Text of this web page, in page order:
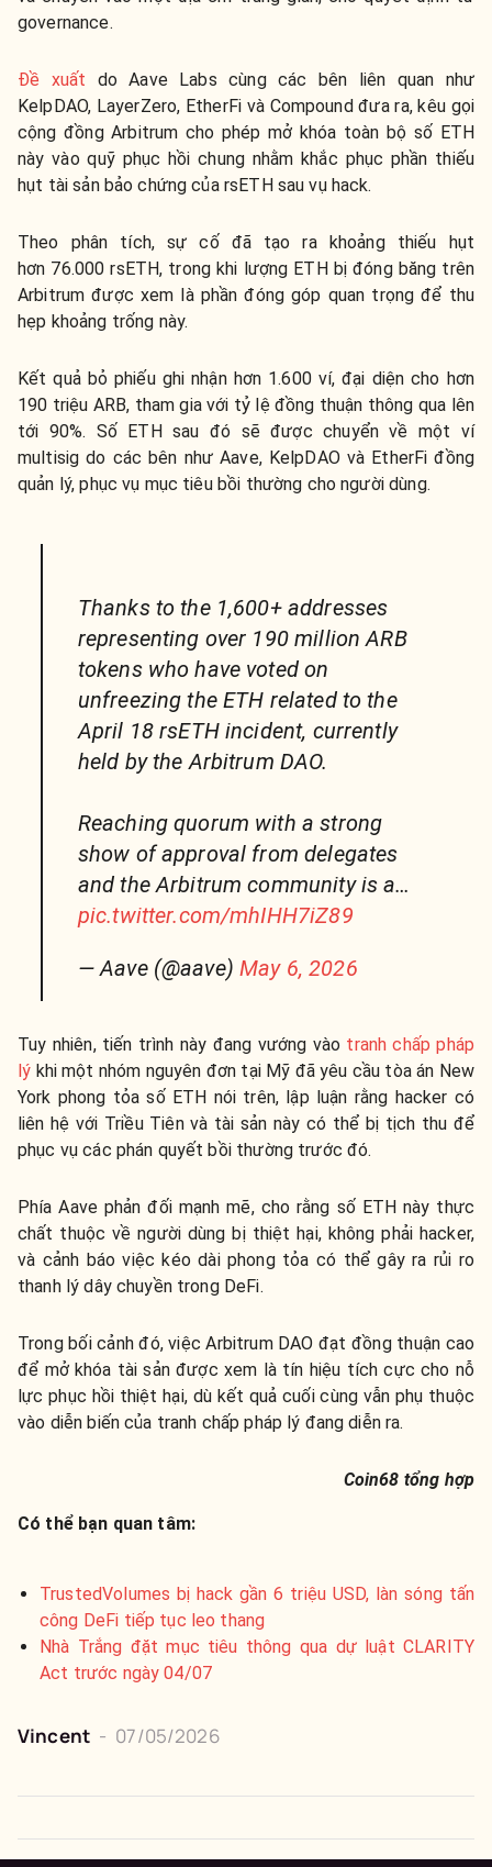
governance.
Đề xuất do Aave Labs cùng các bên liên quan như
KelpDAO, LayerZero, EtherFi và Compound đưa ra, kêu gọi
cộng đồng Arbitrum cho phép mở khóa toàn bộ số ETH
này vào quỹ phục hồi chung nhằm khắc phục phần thiếu
hụt tài sản bảo chứng của rsETH sau vụ hack.
Theo phân tích, sự cố đã tạo ra khoảng thiếu hụt
hơn 76.000 rsETH, trong khi lượng ETH bị đóng băng trên
Arbitrum được xem là phần đóng góp quan trọng để thu
hẹp khoảng trống này.
Kết quả bỏ phiếu ghi nhận hơn 1.600 ví, đại diện cho hơn
190 triệu ARB, tham gia với tỷ lệ đồng thuận thông qua lên
tới 90%. Số ETH sau đó sẽ được chuyển về một ví
multisig do các bên như Aave, KelpDAO và EtherFi đồng
quản lý, phục vụ mục tiêu bồi thường cho người dùng.
Thanks to the 1,600+ addresses
representing over 190 million ARB
tokens who have voted on
unfreezing the ETH related to the
April 18 rsETH incident, currently
held by the Arbitrum DAO.
Reaching quorum with a strong
show of approval from delegates
and the Arbitrum community is a…
pic.twitter.com/mhIHH7iZ89
— Aave (@aave)May 6, 2026
Tuy nhiên, tiến trình này đang vướng vào tranh chấp pháp
lý khi một nhóm nguyên đơn tại Mỹ đã yêu cầu tòa án New
York phong tỏa số ETH nói trên, lập luận rằng hacker có
liên hệ với Triều Tiên và tài sản này có thể bị tịch thu để
phục vụ các phán quyết bồi thường trước đó.
Phía Aave phản đối mạnh mẽ, cho rằng số ETH này thực
chất thuộc về người dùng bị thiệt hại, không phải hacker,
và cảnh báo việc kéo dài phong tỏa có thể gây ra rủi ro
thanh lý dây chuyền trong DeFi.
Trong bối cảnh đó, việc Arbitrum DAO đạt đồng thuận cao
để mở khóa tài sản được xem là tín hiệu tích cực cho nỗ
lực phục hồi thiệt hại, dù kết quả cuối cùng vẫn phụ thuộc
vào diễn biến của tranh chấp pháp lý đang diễn ra.
Coin68 tổng hợp
Có thể bạn quan tâm:
TrustedVolumes bị hack gần 6 triệu USD, làn sóng tấn
công DeFi tiếp tục leo thang
Nhà Trắng đặt mục tiêu thông qua dự luật CLARITY
Act trước ngày 04/07
Vincent - 07/05/2026